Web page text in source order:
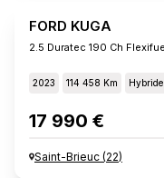
FORD KUGA
2.5 Duratec 190 Ch
2023 114 458 Km Hybride
17 990 €
Saint-Brieuc (22)